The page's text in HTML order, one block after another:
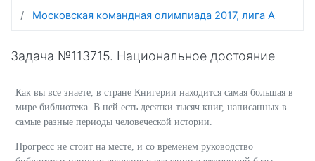
Московская командная олимпиада 2017, лига А
Задача №113715. Национальное достояние
Как вы все знаете, в стране Книгерии находится самая большая в
мире библиотека. В ней есть десятки тысяч книг, написанных в
самые разные периоды человеческой истории.
Прогресс не стоит на месте, и со временем руководство